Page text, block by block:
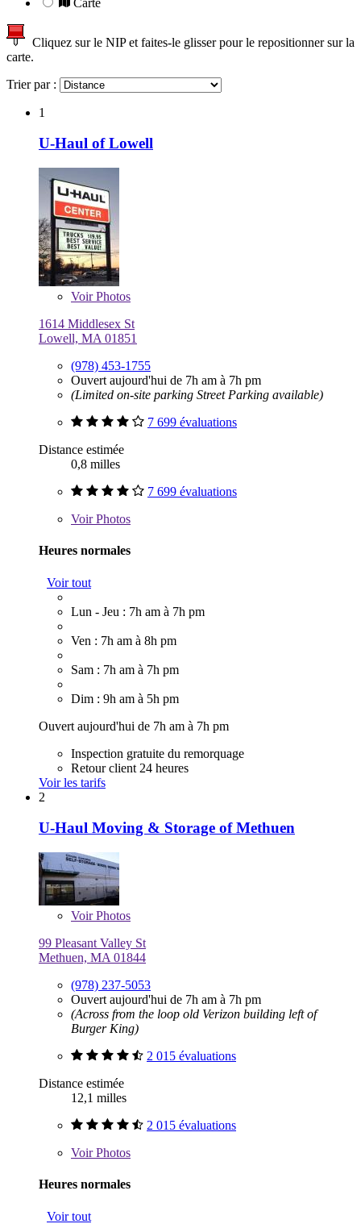
Cliquez sur le NIP et faites-le glisser pour le repositionner sur la
carte.
Trier par :
1
U-Haul of Lowell
VoirPhotos
1614 Middlesex St
Lowell, MA 01851
(978) 453-1755
Ouvert aujourd'hui de 7h am à 7h pm
(Limited on-site parking Street Parking available)
7 699 évaluations
Distance estimée
0,8 milles
7 699 évaluations
VoirPhotos
Heures normales
Voir tout
Lun - Jeu : 7h am à 7h pm
Ven : 7h am à 8h pm
Sam : 7h am à 7h pm
Dim : 9h am à 5h pm
Ouvert aujourd'hui de 7h am à 7h pm
Inspection gratuite du remorquage
Retour client 24 heures
Voir les tarifs
2
U-Haul Moving & Storage of Methuen
VoirPhotos
99 Pleasant Valley St
Methuen, MA 01844
(978) 237-5053
Ouvert aujourd'hui de 7h am à 7h pm
(Across from the loop old Verizon building left of
Burger King)
2 015 évaluations
Distance estimée
12,1 milles
2 015 évaluations
VoirPhotos
Heures normales
Voir tout